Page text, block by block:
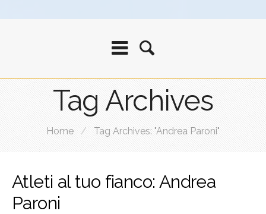
Tag Archives
Home / Tag Archives: "Andrea Paroni"
Atleti al tuo fianco: Andrea
Paroni